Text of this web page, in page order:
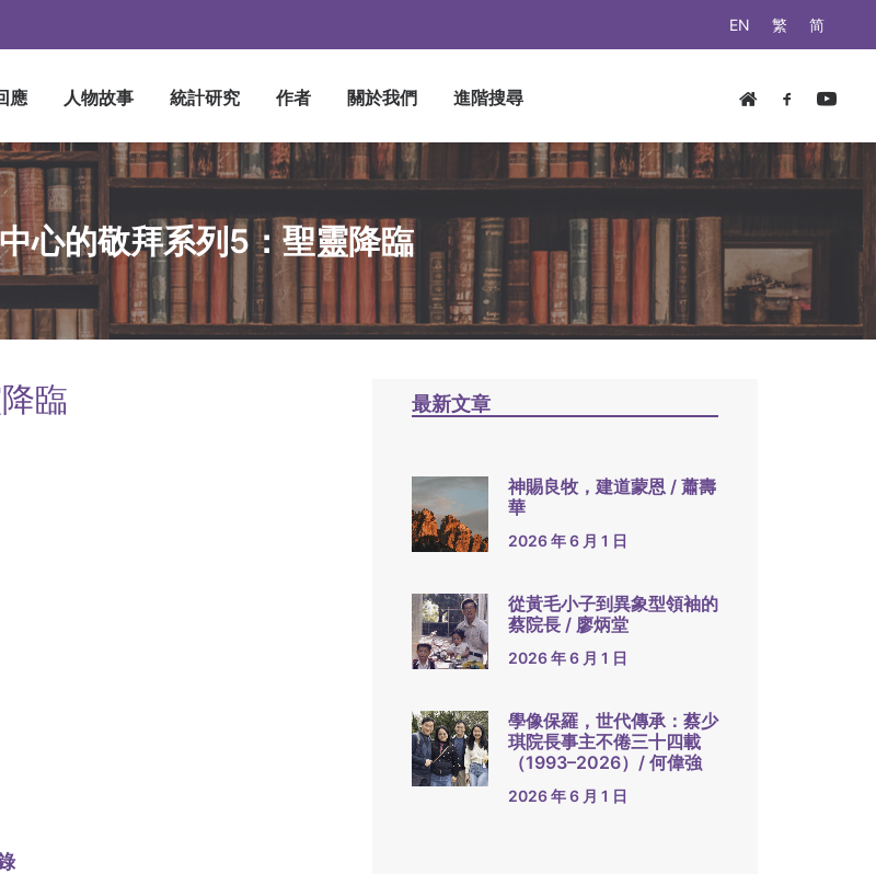
EN 繁 简
應 人物故事 統計研究 作者 關於我們 進階搜尋
心的敬拜系列5：聖靈降臨
臨 最新文章
神賜良牧，建道蒙恩 / 蕭壽
華
2026 年 6 月 1 日
從黃毛小子到異象型領袖的
蔡院長 / 廖炳堂
2026 年 6 月 1 日
學像保羅，世代傳承：蔡少
琪院長事主不倦三十四載
（1993–2026）/ 何偉強
2026 年 6 月 1 日